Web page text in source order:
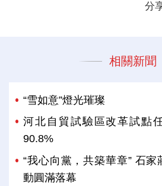
分
相關新聞
“雪如意”燈光璀璨
河北自貿試驗區改革試點
90.8%
“我心向黨，共築華章” 石
動圓滿落幕